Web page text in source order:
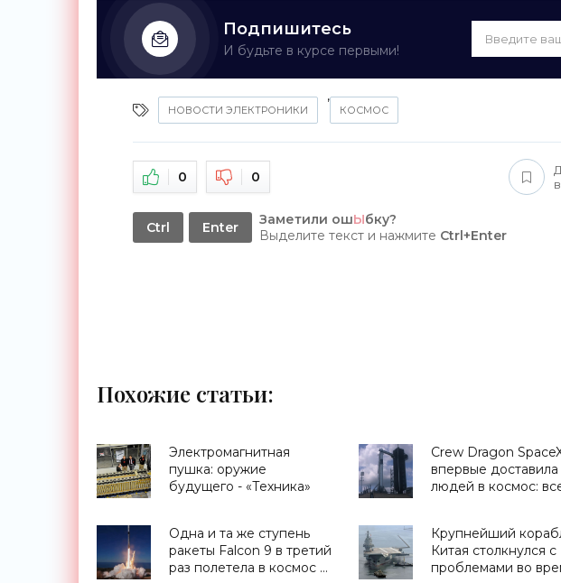
Подпишитесь
И будьте в курсе первыми!
НОВОСТИ ЭЛЕКТРОНИКИ
,
КОСМОС
0 0
Ctrl Enter Заметили ошЫбку?
Выделите текст и нажмите Ctrl+Enter
Похожие статьи:
Электромагнитная
пушка: оружие
будущего - «Техника»
Crew Dragon
впервые доставила
людей в космос:
запуска - «Космос»
Одна и та же ступень
ракеты Falcon 9 в третий
раз полетела в космос -
Крупнейший
Китая столкнулся с
проблемами во